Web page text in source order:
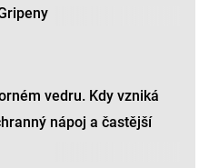
vedru. Kdy vzniká
nápoj a častější